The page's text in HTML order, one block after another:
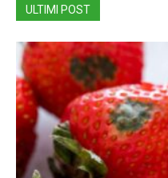
ULTIMI POST